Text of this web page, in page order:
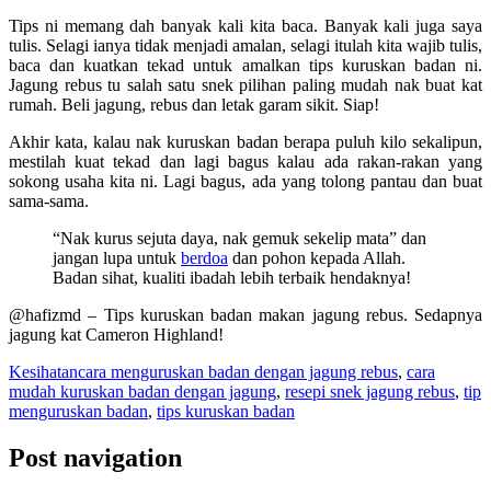
Tips ni memang dah banyak kali kita baca. Banyak kali juga saya
tulis. Selagi ianya tidak menjadi amalan, selagi itulah kita wajib tulis,
baca dan kuatkan tekad untuk amalkan tips kuruskan badan ni.
Jagung rebus tu salah satu snek pilihan paling mudah nak buat kat
rumah. Beli jagung, rebus dan letak garam sikit. Siap!
Akhir kata, kalau nak kuruskan badan berapa puluh kilo sekalipun,
mestilah kuat tekad dan lagi bagus kalau ada rakan-rakan yang
sokong usaha kita ni. Lagi bagus, ada yang tolong pantau dan buat
sama-sama.
“Nak kurus sejuta daya, nak gemuk sekelip mata” dan
jangan lupa untuk berdoa dan pohon kepada Allah.
Badan sihat, kualiti ibadah lebih terbaik hendaknya!
@hafizmd – Tips kuruskan badan makan jagung rebus. Sedapnya
jagung kat Cameron Highland!
Kesihatancara menguruskan badan dengan jagung rebus, cara
mudah kuruskan badan dengan jagung, resepi snek jagung rebus, tip
menguruskan badan, tips kuruskan badan
Post navigation